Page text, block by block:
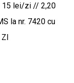
15 lei/zi // 2,20
la nr. 7420 cu